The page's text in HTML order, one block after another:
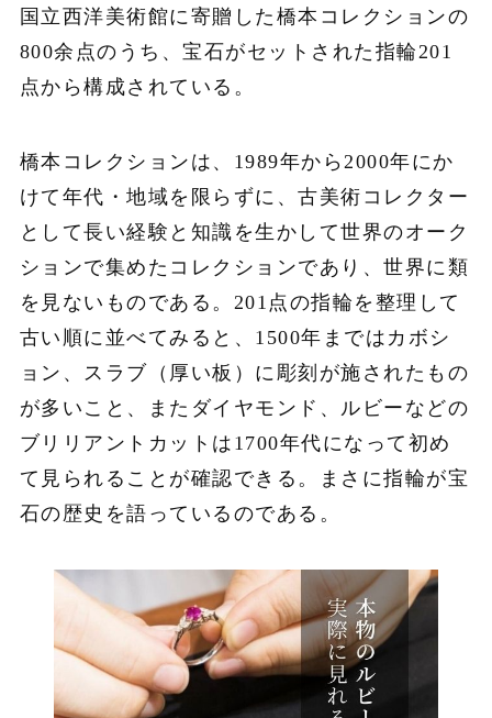
国立西洋美術館に寄贈した橋本コレクションの
800余点のうち、宝石がセットされた指輪201
点から構成されている。
橋本コレクションは、1989年から2000年にか
けて年代・地域を限らずに、古美術コレクター
として長い経験と知識を生かして世界のオーク
ションで集めたコレクションであり、世界に類
を見ないものである。201点の指輪を整理して
古い順に並べてみると、1500年まではカボシ
ョン、スラブ（厚い板）に彫刻が施されたもの
が多いこと、またダイヤモンド、ルビーなどの
ブリリアントカットは1700年代になって初め
て見られることが確認できる。まさに指輪が宝
石の歴史を語っているのである。